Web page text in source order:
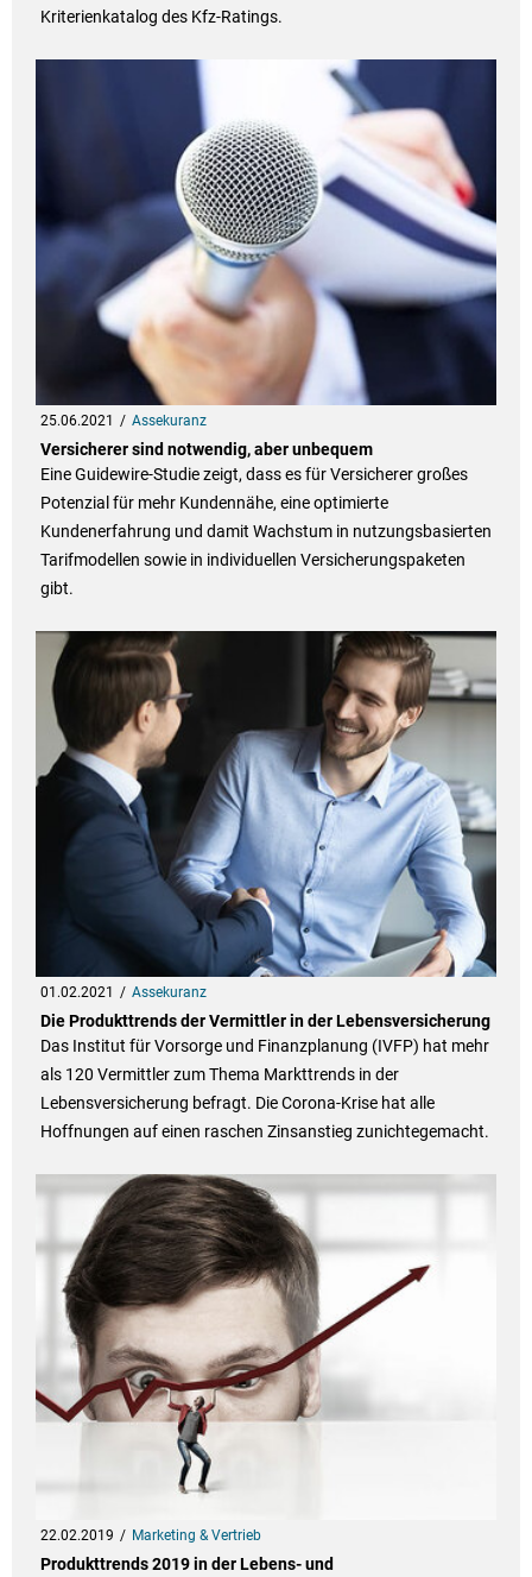
Kriterienkatalog des Kfz-Ratings.
25.06.2021 Assekuranz
Versicherer sind notwendig, aber unbequem
Eine Guidewire-Studie zeigt, dass es für Versicherer großes
Potenzial für mehr Kundennähe, eine optimierte
Kundenerfahrung und damit Wachstum in nutzungsbasierten
Tarifmodellen sowie in individuellen Versicherungspaketen
gibt.
01.02.2021 Assekuranz
Die Produkttrends der Vermittler in der Lebensversicherung
Das Institut für Vorsorge und Finanzplanung (IVFP) hat mehr
als 120 Vermittler zum Thema Markttrends in der
Lebensversicherung befragt. Die Corona-Krise hat alle
Hoffnungen auf einen raschen Zinsanstieg zunichtegemacht.
22.02.2019 Marketing & Vertrieb
Produkttrends 2019 in der Lebens- und